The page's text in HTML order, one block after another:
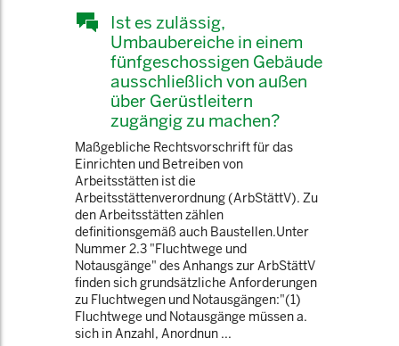
Ist es zulässig,
Umbaubereiche in einem
fünfgeschossigen Gebäude
ausschließlich von außen
über Gerüstleitern
zugängig zu machen?
Maßgebliche Rechtsvorschrift für das
Einrichten und Betreiben von
Arbeitsstätten ist die
Arbeitsstättenverordnung (ArbStättV). Zu
den Arbeitsstätten zählen
definitionsgemäß auch Baustellen.Unter
Nummer 2.3 "Fluchtwege und
Notausgänge" des Anhangs zur ArbStättV
finden sich grundsätzliche Anforderungen
zu Fluchtwegen und Notausgängen:"(1)
Fluchtwege und Notausgänge müssen a.
sich in Anzahl, Anordnun ...